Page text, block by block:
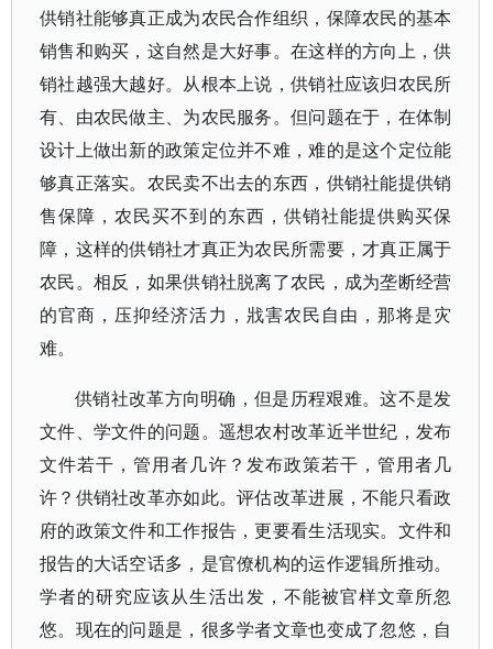
供销社能够真正成为农民合作组织，保障农民的基本
销售和购买，这自然是大好事。在这样的方向上，供
销社越强大越好。从根本上说，供销社应该归农民所
有、由农民做主、为农民服务。但问题在于，在体制
设计上做出新的政策定位并不难，难的是这个定位能
够真正落实。农民卖不出去的东西，供销社能提供销
售保障，农民买不到的东西，供销社能提供购买保
障，这样的供销社才真正为农民所需要，才真正属于
农民。相反，如果供销社脱离了农民，成为垄断经营
的官商，压抑经济活力，戕害农民自由，那将是灾
难。
供销社改革方向明确，但是历程艰难。这不是发
文件、学文件的问题。遥想农村改革近半世纪，发布
文件若干，管用者几许？发布政策若干，管用者几
许？供销社改革亦如此。评估改革进展，不能只看政
府的政策文件和工作报告，更要看生活现实。文件和
报告的大话空话多，是官僚机构的运作逻辑所推动。
学者的研究应该从生活出发，不能被官样文章所忽
悠。现在的问题是，很多学者文章也变成了忽悠，自